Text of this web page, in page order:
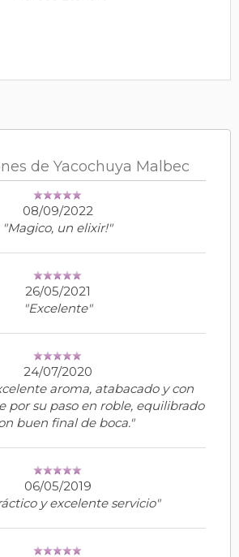
de Yacochuya Malbec
08/09/2022
"Magico, un elixir!"
26/05/2021
"Excelente"
24/07/2020
aroma, atabacado y con
por su paso en roble, equilibrado
buen final de boca."
06/05/2019
y excelente servicio"